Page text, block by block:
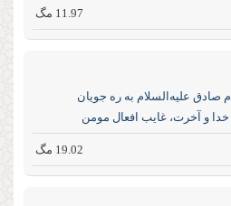
11.97 مگ
صادق علیه‌السلام به ره جویان
و آخرت، غایب افعال مومن
19.02 مگ